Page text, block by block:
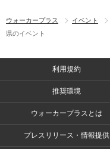
ウォーカープラス イベント
県のイベント
利用規約
推奨環境
ウォーカープラスとは
プレスリリース・情報提供